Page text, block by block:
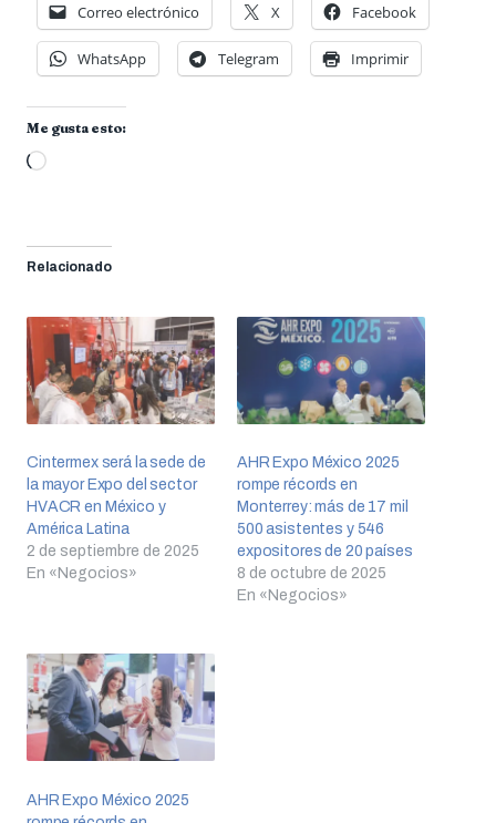
Correo electrónico X Facebook
WhatsApp Telegram Imprimir
Me gusta esto:
Cargando...
Relacionado
Cintermex será la sede de
la mayor Expo del sector
HVACR en México y
América Latina
2 de septiembre de 2025
En «Negocios»
AHR Expo México 2025
rompe récords en
Monterrey: más de 17 mil
500 asistentes y 546
expositores de 20 países
8 de octubre de 2025
En «Negocios»
AHR Expo México 2025